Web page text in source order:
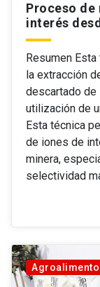
Proceso de
interés
Resumen
la extracción
descartado de
utilización de
Esta técnica
de iones de
minera,
selectividad